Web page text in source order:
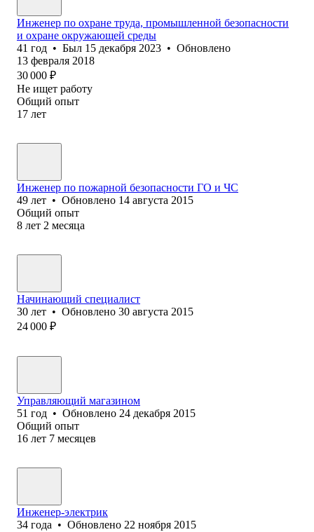
Инженер по охране труда, промышленной безопасности
и охране окружающей среды
41 год • Был 15 декабря 2023 • Обновлено
13 февраля 2018
30 000 ₽
Не ищет работу
Общий опыт
17 лет
Инженер по пожарной безопасности ГО и ЧС
49 лет • Обновлено 14 августа 2015
Общий опыт
8 лет 2 месяца
Начинающий специалист
30 лет • Обновлено 30 августа 2015
24 000 ₽
Управляющий магазином
51 год • Обновлено 24 декабря 2015
Общий опыт
16 лет 7 месяцев
Инженер-электрик
34 года • Обновлено 22 ноября 2015